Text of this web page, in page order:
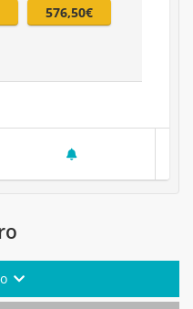
576,50€